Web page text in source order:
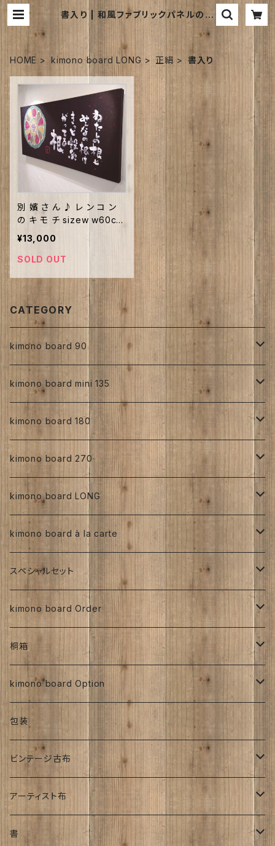
書入り | 和風ファブリックパネルのお
店｜kimono board webshop ｜
キモノボードウェブショップは
HOME kimono board LONG 正絹 書入り
別 嬪 さ ん ♪ レ ン コ ン
の キ モ チ sizew w60cm
h27cm
¥13,000
SOLD OUT
CATEGORY
kimono board 90
正絹
縮緬
kimono board mini 135
正絹
手書き
型染め
その他、紅型、ろうけつ等
大正着物 ビンテージ品
京都三年坂
ち江すさん
京友禅
銘仙
人絹
手書き
型染め
その他、紅型、ろうけつ
その他
銘仙
kimono board 180
正絹
手書き
型染め
その他、紅型、ろうけつ等
人絹
手書き
型染め
その他、紅型、ろうけつ等
その他
交織
大正浪漫
ビンテージ古布
kimono board 270
正絹
ろうけつ染め
ち江すさん
工房チリントゥさん
紅型染め
京友禅
金彩加工
大正着物｜古布
子供
人絹
その他
交織
大正浪漫
ビンテージ古布
kimono board LONG
正絹
書入り
伊藤瑞賢氏
ち江すさん
ろうけつ染め
紬
手書き染め
人絹
その他
ち江すさん
kimono board à la carte
正絹
明治着物
大正着物
昭和初期着物
昭和中期着物
平成着物
アンティーク
刺繍入り
人絹
金彩加工
その他
ち江すさん
銘仙
スペシャルセット
太山寺SET ／ 珈琲と焼き菓子セット
お茶と和菓子セット
太山寺SELECT ／ 珈琲＆amp;焼き菓子セット
kimono board Order
正絹
大正着物
人絹
その他
桐箱
270角
オーダーサイズ
kimono board Option
正絹
人絹
その他
包装
ビンテージ古布
明治時代
大正時代
アーティスト布
工房チリントゥさん
書